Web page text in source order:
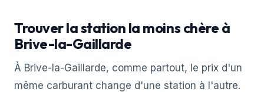
Trouver la station la moins chère à
Brive-la-Gaillarde
À Brive-la-Gaillarde, comme partout, le prix d'un
même carburant change d'une station à l'autre.